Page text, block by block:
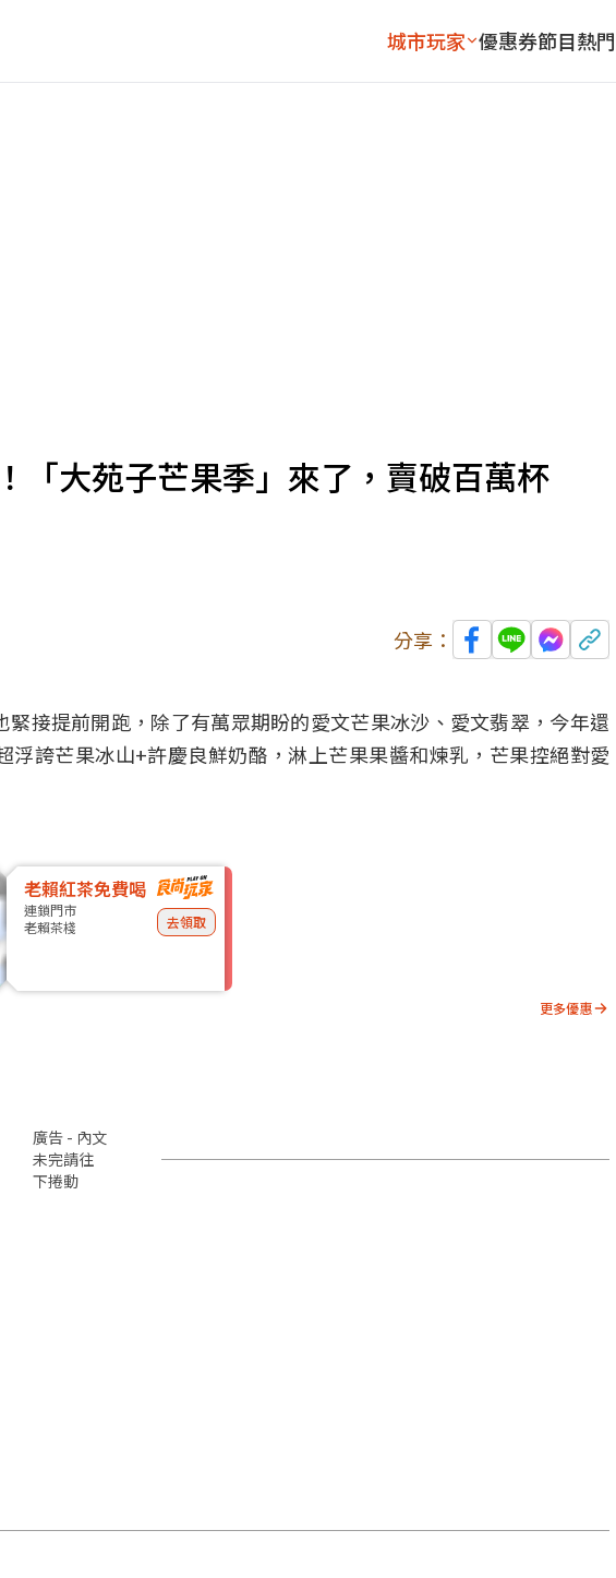
城市玩家 優惠券節目熱門
「大苑子芒果季」來了，賣破百萬杯
分享：
緊接提前開跑，除了有萬眾期盼的愛文芒果冰沙、愛文翡翠，今年還
誇芒果冰山+許慶良鮮奶酪，淋上芒果果醬和煉乳，芒果控絕對愛
老賴紅茶免費喝
連鎖門市
老賴茶棧
去領取
更多優惠
廣告 - 內文
未完請往
下捲動